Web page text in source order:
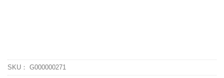
SKU： G000000271